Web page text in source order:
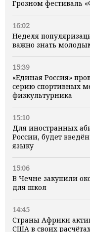
Грозном фестиваль
16:02
Неделя
важно знать
15:39
«Единая Россия»
серию спортивных
физкультурника
15:10
Для иностранных
России, будет
языку
15:06
В Чечне закупили
для школ
14:45
Страны Африки
США в своих